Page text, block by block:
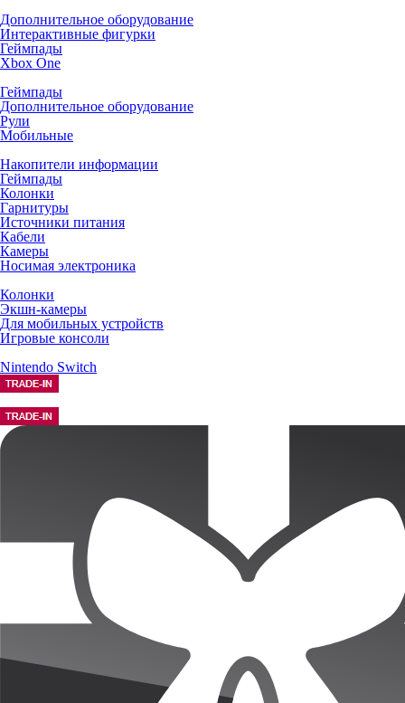
Дополнительное оборудование
Интерактивные фигурки
Геймпады
Xbox One
Геймпады
Дополнительное оборудование
Рули
Мобильные
Накопители информации
Геймпады
Колонки
Гарнитуры
Источники питания
Кабели
Камеры
Носимая электроника
Колонки
Экшн-камеры
Для мобильных устройств
Игровые консоли
Nintendo Switch